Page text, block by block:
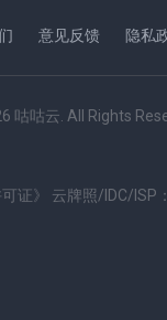
意见反馈 隐私
咕咕云. All Rights
证》 云牌照/IDC/ISP